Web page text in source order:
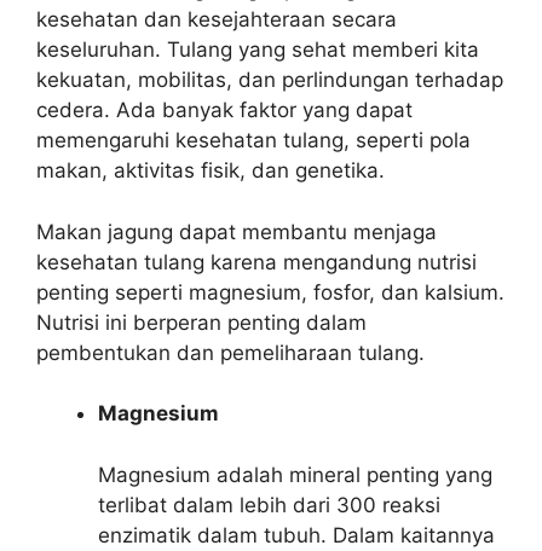
kesehatan dan kesejahteraan secara
keseluruhan. Tulang yang sehat memberi kita
kekuatan, mobilitas, dan perlindungan terhadap
cedera. Ada banyak faktor yang dapat
memengaruhi kesehatan tulang, seperti pola
makan, aktivitas fisik, dan genetika.
Makan jagung dapat membantu menjaga
kesehatan tulang karena mengandung nutrisi
penting seperti magnesium, fosfor, dan kalsium.
Nutrisi ini berperan penting dalam
pembentukan dan pemeliharaan tulang.
Magnesium
Magnesium adalah mineral penting yang
terlibat dalam lebih dari 300 reaksi
enzimatik dalam tubuh. Dalam kaitannya